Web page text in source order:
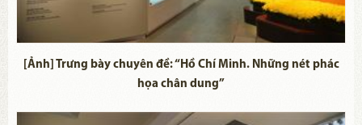
[Ảnh] Trưng bày chuyên đề: “Hồ Chí Minh. Những nét phác
họa chân dung”